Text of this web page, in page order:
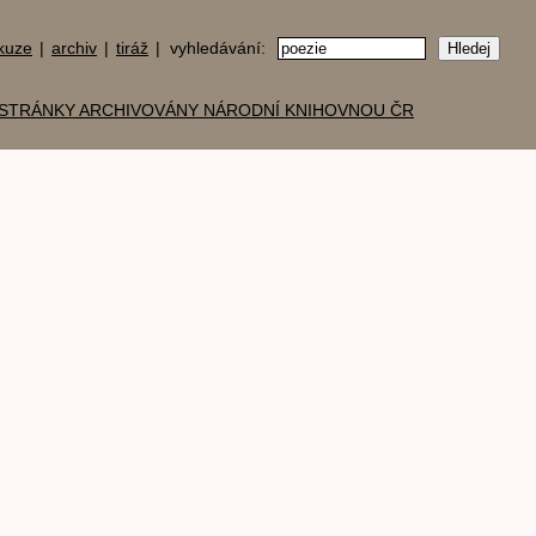
| archiv | tiráž | vyhledávání: